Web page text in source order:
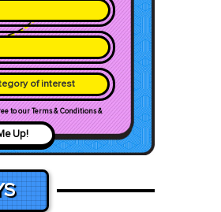
of interest
to our Terms & Conditions &
Up!